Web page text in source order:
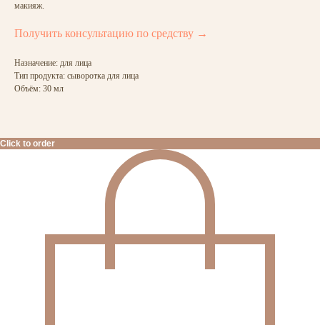
макияж.
Получить консультацию по средству →
Назначение: для лица
Тип продукта: сыворотка для лица
Объём: 30 мл
Click to order